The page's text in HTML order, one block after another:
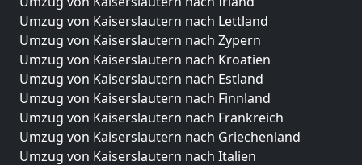
Umzug von Kaiserslautern nach Lettland
Umzug von Kaiserslautern nach Zypern
Umzug von Kaiserslautern nach Kroatien
Umzug von Kaiserslautern nach Estland
Umzug von Kaiserslautern nach Finnland
Umzug von Kaiserslautern nach Frankreich
Umzug von Kaiserslautern nach Griechenland
Umzug von Kaiserslautern nach Italien